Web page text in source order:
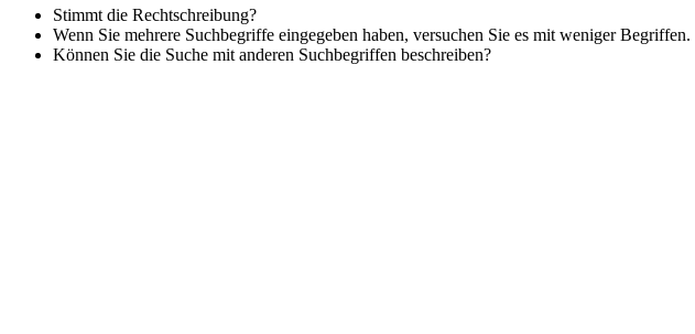
Stimmt die Rechtschreibung?
Wenn Sie mehrere Suchbegriffe eingegeben haben, versuchen Sie es mit weniger Begriffen.
Können Sie die Suche mit anderen Suchbegriffen beschreiben?